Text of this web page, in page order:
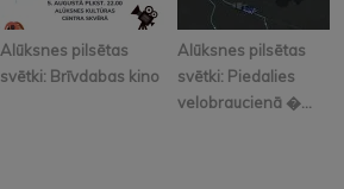
Alūksnes pilsētas
svētki: Brīvdabas kino
Alūksnes pilsētas
svētki: Piedalies
velobraucienā �...